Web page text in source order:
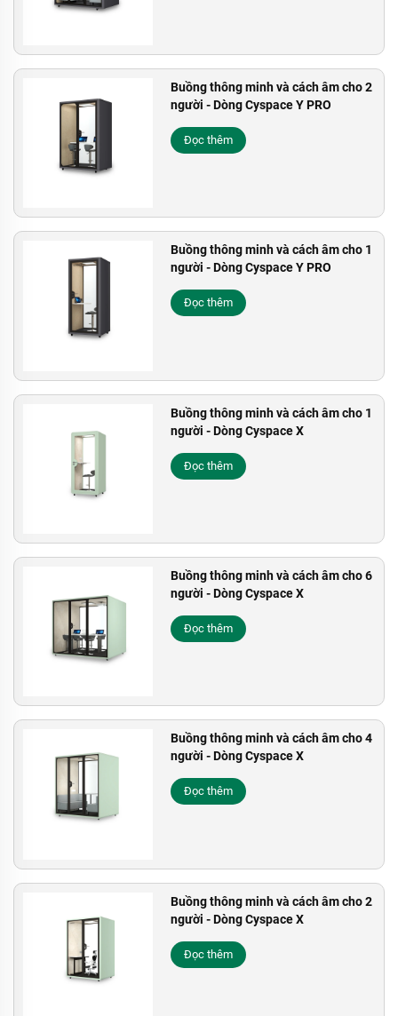
Buồng thông minh và cách âm cho 2
người - Dòng Cyspace Y PRO
Đọc thêm
Buồng thông minh và cách âm cho 1
người - Dòng Cyspace Y PRO
Đọc thêm
Buồng thông minh và cách âm cho 1
người - Dòng Cyspace X
Đọc thêm
Buồng thông minh và cách âm cho 6
người - Dòng Cyspace X
Đọc thêm
Buồng thông minh và cách âm cho 4
người - Dòng Cyspace X
Đọc thêm
Buồng thông minh và cách âm cho 2
người - Dòng Cyspace X
Đọc thêm